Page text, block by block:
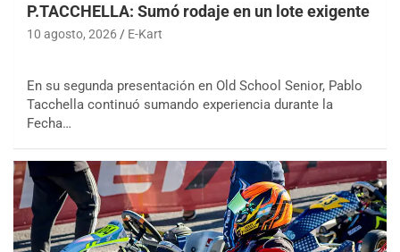
P.TACCHELLA: Sumó rodaje en un lote exigente
10 agosto, 2026 E-Kart
En su segunda presentación en Old School Senior, Pablo
Tacchella continuó sumando experiencia durante la
Fecha…